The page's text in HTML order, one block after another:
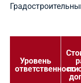
Уровень
ответственности
по